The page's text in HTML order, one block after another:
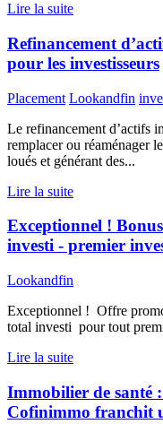
Lire la suite
Refinancement
pour les investisseurs
Placement Lookandfin
Le refinancement d’actifs
remplacer ou réaménager
loués et générant des...
Lire la suite
Exceptionnel !
investi - premier
Lookandfin
Exceptionnel ! Offre
total investi pour tout
Lire la suite
Immobilier de santé
Cofinimmo franchit